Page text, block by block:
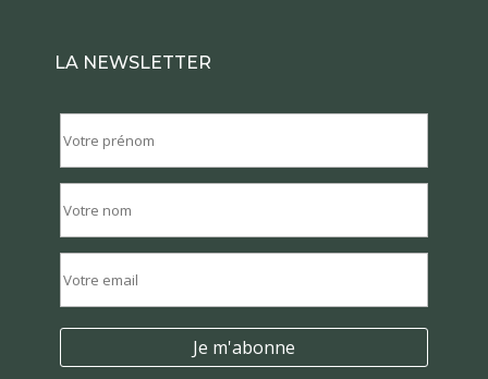
LA NEWSLETTER